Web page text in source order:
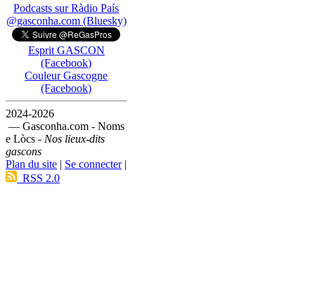
Podcasts sur Ràdio País
@gasconha.com (Bluesky)
Esprit GASCON
(Facebook)
Couleur Gascogne
(Facebook)
2024-2026
— Gasconha.com - Noms
e Lòcs - Nos lieux-dits
gascons
Plan du site | Se connecter|
RSS 2.0